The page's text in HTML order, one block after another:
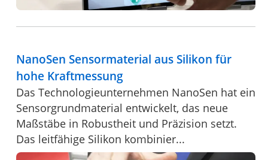
NanoSen Sensormaterial aus Silikon für
hohe Kraftmessung
Das Technologieunternehmen NanoSen hat ein
Sensorgrundmaterial entwickelt, das neue
Maßstäbe in Robustheit und Präzision setzt.
Das leitfähige Silikon kombinier...